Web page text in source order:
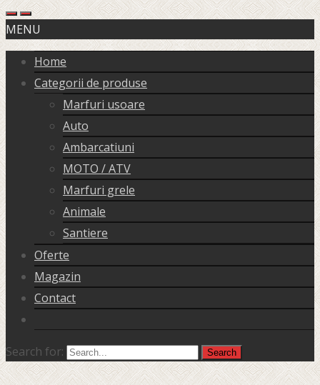
MENU
Home
Categorii de produse
Marfuri usoare
Auto
Ambarcatiuni
MOTO / ATV
Marfuri grele
Animale
Santiere
Oferte
Magazin
Contact
Search for: